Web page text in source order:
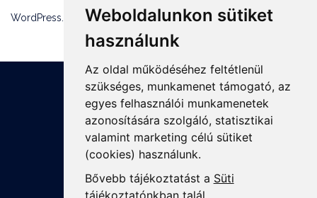
Weboldalunkon sütiket
használunk
Az oldal működéséhez feltétlenül
szükséges, munkamenet támogató, az
egyes felhasználói munkamenetek
azonosítására szolgáló, statisztikai
valamint marketing célú sütiket
(cookies) használunk.
Bővebb tájékoztatást a Süti
tájékoztatónkbantalál.
WordPress.org
+36 1 8807600
info@mprx.hu